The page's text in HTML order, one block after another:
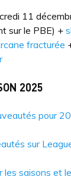
11
sur le PBE) +
fracturée
2025
pour
sur
les saisons et